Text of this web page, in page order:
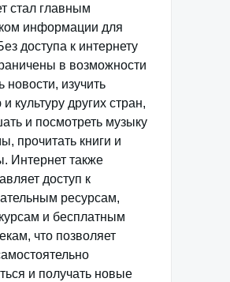
стал главным
информации для
доступа к интернету
в возможности
новости, изучить
культуру других стран,
и посмотреть музыку
прочитать книги и
Интернет также
доступ к
ресурсам,
и бесплатным
что позволяет
и получать новые